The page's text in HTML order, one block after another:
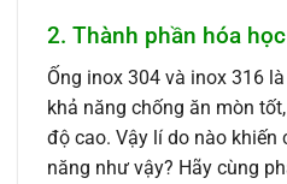
2. Thành phần hóa
Ống inox 304 và inox 316
khả năng chống ăn mòn
độ cao. Vậy lí do nào khiến
năng như vậy? Hãy cùng